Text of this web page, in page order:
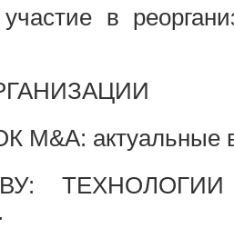
в
актуальные
ТЕХНОЛОГИИ